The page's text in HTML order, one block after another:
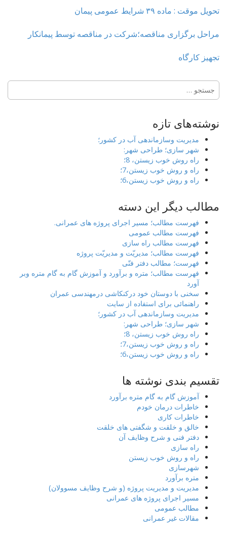
تحویل موقت : ماده ۳۹ شرایط عمومی پیمان
مراحل برگزاری مناقصه؛شرکت در مناقصه توسط پیمانکار
تجهیز کارگاه
جستجو
برای:
نوشته‌های تازه
مدیریت وسازماندهی آب در کشور؛
شهر سازی؛ طراحی شهر:
راه روش خوب زیستن، 8؛
راه و روش خوب زیستن،7؛
راه و روش خوب زیستن،6؛
مطالب دیگر این دسته
فهرست مطالب؛ مسیر اجرای پروژه های عمرانی.
فهرست مطالب عمومی
فهرست مطالب راه سازی
فهرست مطالب؛ مدیریّت و مدیریّت پروژه
فهرست؛ مطالب دفتر فنّی
فهرست مطالب؛ متره و برآورد و آموزش گام به گام متره وبر
آورد
سخنی با دوستان خود درکنکاشی درمهندسی عمران
راهنمائی برای استفاده از سایت
مدیریت وسازماندهی آب در کشور؛
شهر سازی؛ طراحی شهر:
راه روش خوب زیستن، 8؛
راه و روش خوب زیستن،7؛
راه و روش خوب زیستن،6؛
تقسیم بندی نوشته ها
آموزش گام به گام متره برآورد
خاطرات درمان خودم
خاطرات کاری
خالق و خلقت و شگفتی های خلقت
دفتر فنی و شرح وظایف آن
راه سازی
راه و روش خوب زیستن
شهرسازی
متره برآورد
مدیریت و مدیریت پروژه (و شرح وظایف مسوولان)
مسیر اجرای پروژه های عمرانی
مطالب عمومی
مقالات غیر عمرانی